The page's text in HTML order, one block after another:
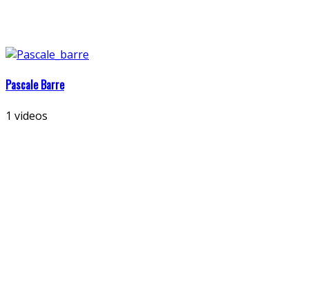
Pascale Barre
1 videos